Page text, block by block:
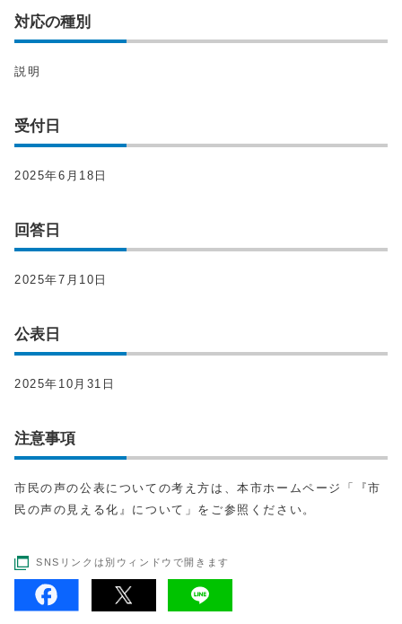
対応の種別
説明
受付日
2025年6月18日
回答日
2025年7月10日
公表日
2025年10月31日
注意事項
市民の声の公表についての考え方は、本市ホームページ「『市
民の声の見える化』について」をご参照ください。
SNSリンクは別ウィンドウで開きます